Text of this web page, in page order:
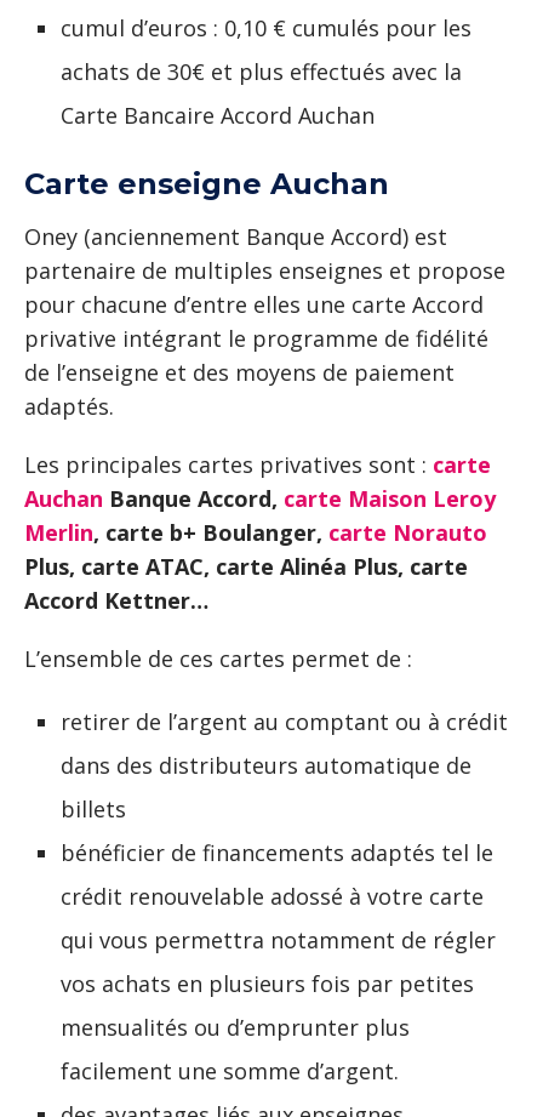
cumul d’euros : 0,10 € cumulés pour les
achats de 30€ et plus effectués avec la
Carte Bancaire Accord Auchan
Carte enseigne Auchan
Oney (anciennement Banque Accord) est
partenaire de multiples enseignes et propose
pour chacune d’entre elles une carte Accord
privative intégrant le programme de fidélité
de l’enseigne et des moyens de paiement
adaptés.
Les principales cartes privatives sont : carte
Auchan Banque Accord, carte Maison Leroy
Merlin, carte b+ Boulanger, carte Norauto
Plus, carte ATAC, carte Alinéa Plus, carte
Accord Kettner…
L’ensemble de ces cartes permet de :
retirer de l’argent au comptant ou à crédit
dans des distributeurs automatique de
billets
bénéficier de financements adaptés tel le
crédit renouvelable adossé à votre carte
qui vous permettra notamment de régler
vos achats en plusieurs fois par petites
mensualités ou d’emprunter plus
facilement une somme d’argent.